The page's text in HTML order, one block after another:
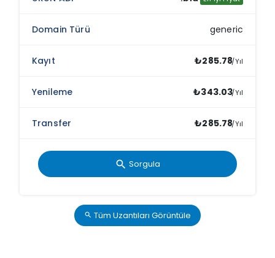
generic
₺285.78/Yıl
₺343.03/Yıl
₺285.78/Yıl
search Sorgula
search Tüm Uzantıları Görüntüle